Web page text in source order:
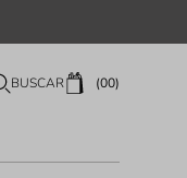
BUSCAR 00